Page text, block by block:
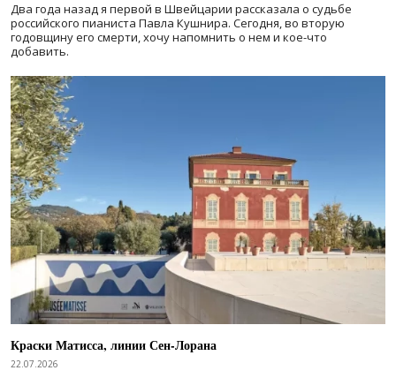
Два года назад я первой в Швейцарии рассказала о судьбе
российского пианиста Павла Кушнира. Сегодня, во вторую
годовщину его смерти, хочу напомнить о нем и кое-что
добавить.
Краски Матисса, линии Сен-Лорана
22.07.2026